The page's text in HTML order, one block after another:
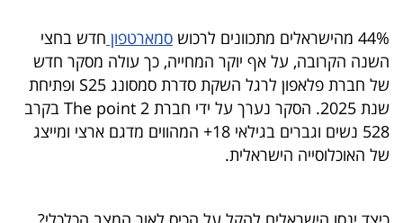
המילון
הכלכלי
פודקאסט
40
UNDER
44% מהישראלים מתכוונים לרכוש סמארטפון חדש בחצי
השנה הקרובה, על אף יוקר המחייה, כך עולה מסקר חדש
של חברת פלאפון לרגל השקת סדרת סמסונג S25 ופתיחת
שנת 2025. הסקר נערך על ידי חברת 2 The point בקרב
528 נשים וגברים בגילאי 18+ המהווים מדגם ארצי ומייצג
של האוכלוסייה הישראלית.